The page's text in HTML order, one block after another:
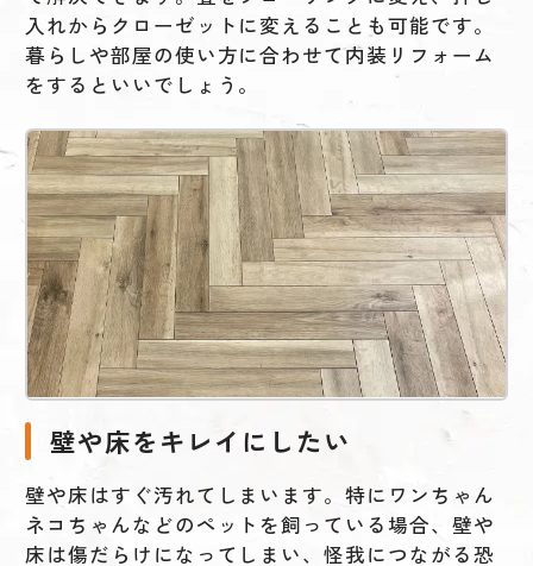
入れからクローゼットに変えることも可能です。
暮らしや部屋の使い方に合わせて内装リフォーム
をするといいでしょう。
壁や床をキレイにしたい
壁や床はすぐ汚れてしまいます。特にワンちゃん
ネコちゃんなどのペットを飼っている場合、壁や
床は傷だらけになってしまい、怪我につながる恐